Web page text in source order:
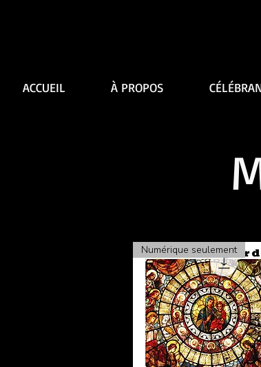
ACCUEIL À PROPOS
Numérique seulement